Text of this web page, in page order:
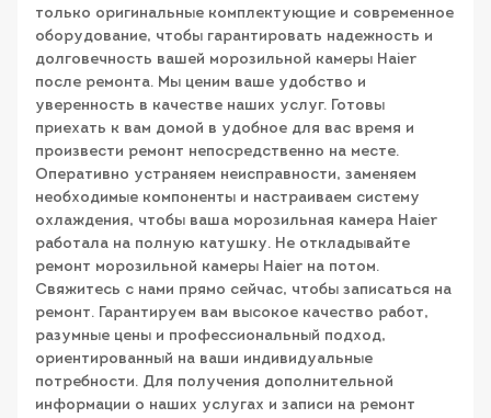
только оригинальные комплектующие и современное
оборудование, чтобы гарантировать надежность и
долговечность вашей морозильной камеры Haier
после ремонта. Мы ценим ваше удобство и
уверенность в качестве наших услуг. Готовы
приехать к вам домой в удобное для вас время и
произвести ремонт непосредственно на месте.
Оперативно устраняем неисправности, заменяем
необходимые компоненты и настраиваем систему
охлаждения, чтобы ваша морозильная камера Haier
работала на полную катушку. Не откладывайте
ремонт морозильной камеры Haier на потом.
Свяжитесь с нами прямо сейчас, чтобы записаться на
ремонт. Гарантируем вам высокое качество работ,
разумные цены и профессиональный подход,
ориентированный на ваши индивидуальные
потребности. Для получения дополнительной
информации о наших услугах и записи на ремонт